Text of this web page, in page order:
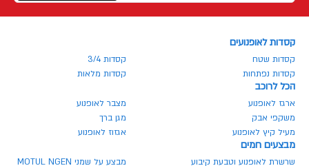
קסדות לאופנועים
קסדות שטח
קסדות 3/4
קסדות נפתחות
קסדות מלאות
הכל לרוכב
ארגז לאופנוע
מצבר לאופנוע
משקפי אבק
מגן ברך
מעיל קיץ לאופנוע
אגזוז לאופנוע
מבצעים חמים
שרשרת לאופנוע וטבעת קיבוע
מבצע על שמני MOTUL NGEN